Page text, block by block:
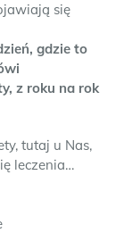
się
gdzie to
z roku na rok
tutaj u Nas,
leczenia…